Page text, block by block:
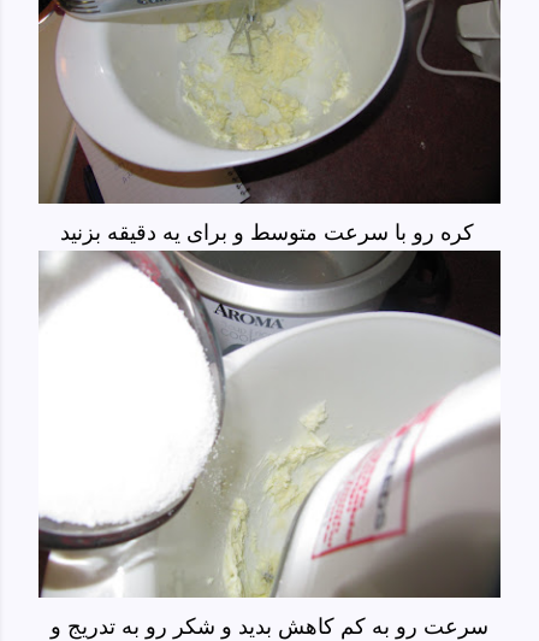
کره رو با سرعت متوسط و برای یه دقیقه بزنید
سرعت رو به کم کاهش بدید و شکر رو به تدریج و